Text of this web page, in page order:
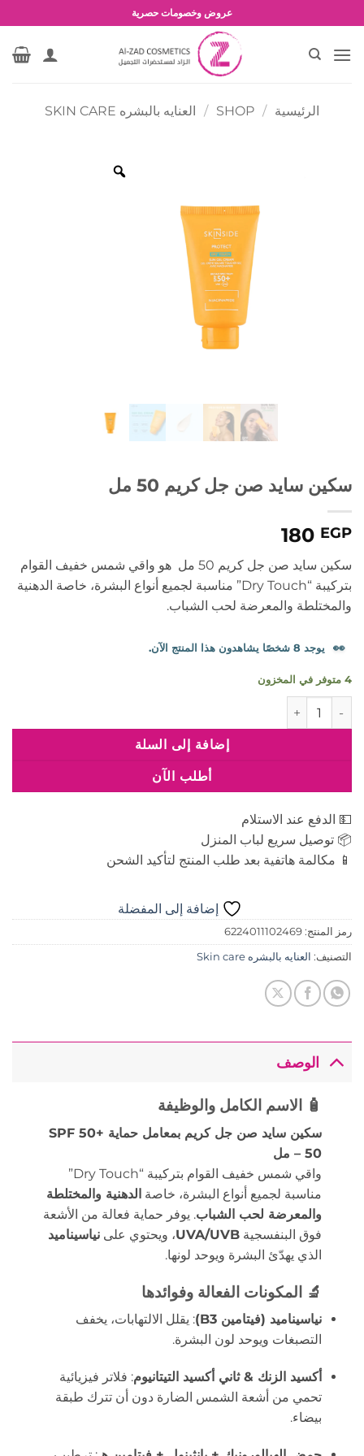
للمحتوى
عروض وخصومات حصرية
الرئيسية /
SHOP
/ العنايه بالبشره SKIN CARE
سكين سايد صن جل كريم 50 مل
180 EGP
سكين سايد صن جل كريم 50 مل هو واقي شمس خفيف القوام
بتركيبة “Dry Touch” مناسبة لجميع أنواع البشرة، خاصة الدهنية
والمختلطة والمعرضة لحب الشباب.
👀 يوجد 8 شخصًا يشاهدون هذا المنتج الآن.
4 متوفر في المخزون
كمية سكين سايد صن جل كريم 50 مل
إضافة إلى السلة
أطلب الآن
💵 الدفع عند الاستلام
📦 توصيل سريع لباب المنزل
📱 مكالمة هاتفية بعد طلب المنتج لتأكيد الشحن
إضافة إلى المفضلة
رمز المنتج: 6224011102469
التصنيف: العنايه بالبشره Skin care
الوصف
🧴 الاسم الكامل والوظيفة
سكين سايد صن جل كريم بمعامل حماية +SPF 50
– 50 مل
واقي شمس خفيف القوام بتركيبة “Dry Touch”
مناسبة لجميع أنواع البشرة، خاصة الدهنية والمختلطة
والمعرضة لحب الشباب. يوفر حماية فعالة من الأشعة
فوق البنفسجية UVA/UVB، ويحتوي على نياسيناميد
الذي يهدّئ البشرة ويوحد لونها.
🔬 المكونات الفعالة وفوائدها
نياسيناميد (فيتامين B3)
: يقلل الالتهابات، يخفف
التصبغات ويوحد لون البشرة.
أكسيد الزنك & ثاني أكسيد التيتانيوم: فلاتر فيزيائية
تحمي من أشعة الشمس الضارة دون أن تترك طبقة
بيضاء.